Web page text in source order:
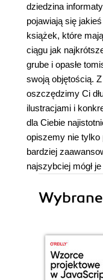
dziedzina
pojawiają się
książek, które
ciągu jak
grube i opasłe
swoją objętością.
oszczędzimy Ci
ilustracjami i
dla Ciebie
opiszemy nie tylko
bardziej
najszybciej mógł